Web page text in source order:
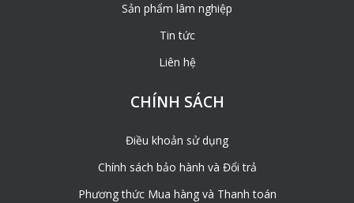
năm sử dụng. Tấm màu nâu phù hợp với các công trình
Sản phẩm lâm nghiệp
Tin tức
Liên hệ
CHÍNH SÁCH
Điều khoản sử dụng
Chính sách bảo hành và Đổi trả
Phương thức Mua hàng và Thanh toán